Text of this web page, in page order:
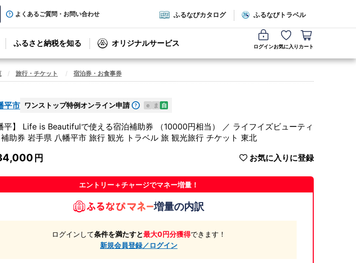
よくあるご質問・お問い合わせ ふるなびカタログ ふるなびトラベル
ふるさと納税を知る オリジナルサービス ログインお気に入り カート
旅行・チケット 宿泊券・お食事券
平市 ワンストップ特例オンライン申請 e ま 自
平】 Life is Beautifulで使える宿泊補助券 （10000円相当） ／ ライフイズビューティ
助券 岩手県 八幡平市 旅行 観光 トラベル 旅 観光旅行 チケット 東北
お気に入りに登録
エントリー＋チャージでマネー増量！
増量の内訳
ログインして条件を満たすと最大0円分獲得できます！
新規会員登録／ログイン